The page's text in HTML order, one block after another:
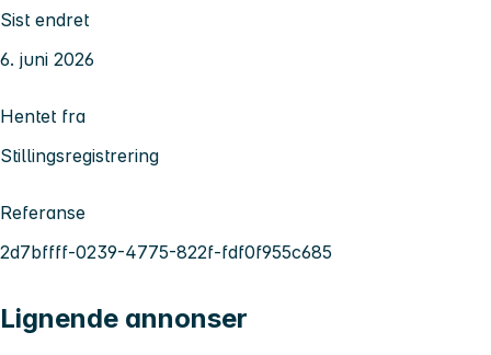
Sist endret
6. juni 2026
Hentet fra
Stillingsregistrering
Referanse
2d7bffff-0239-4775-822f-fdf0f955c685
Lignende annonser